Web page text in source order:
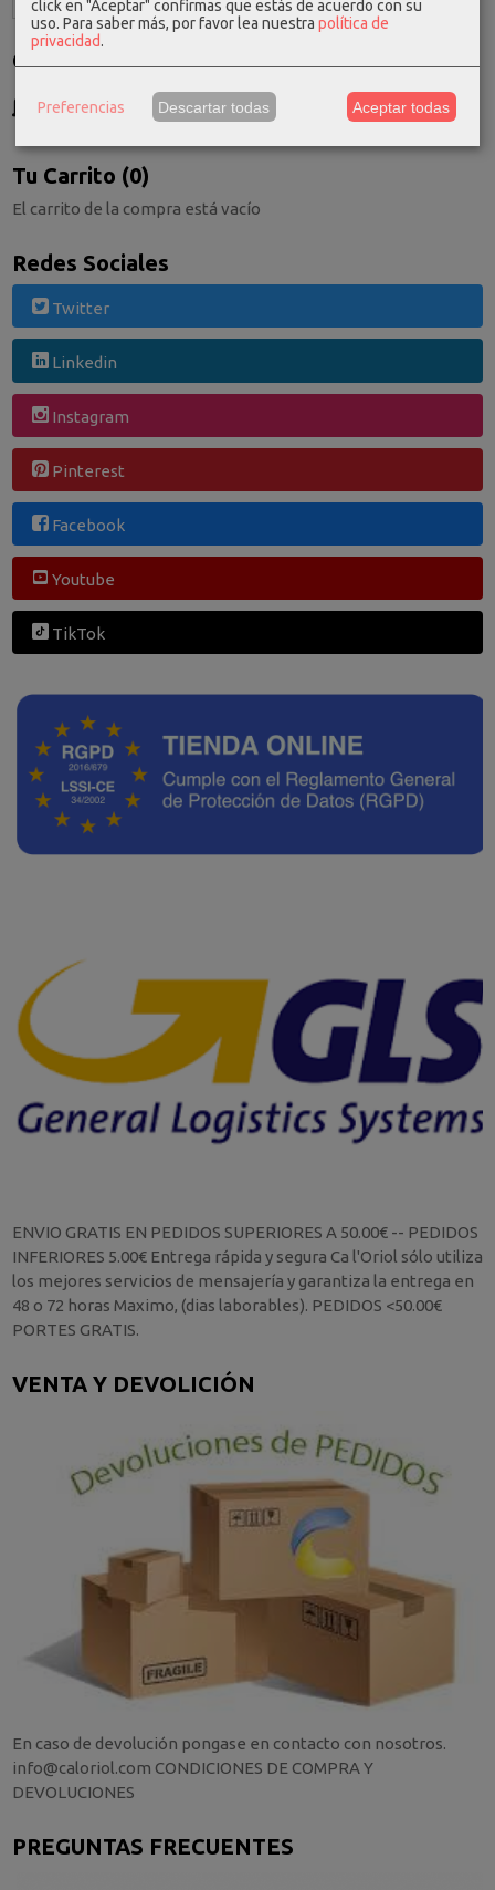
Costes de Envío
Consultar Destinos
Tu Carrito (0)
El carrito de la compra está vacío
Redes Sociales
Twitter
Linkedin
Instagram
Pinterest
Facebook
Youtube
TikTok
ENVIO GRATIS EN PEDIDOS SUPERIORES A 50.00€ -- PEDIDOS
INFERIORES 5.00€ Entrega rápida y segura Ca l'Oriol sólo utiliza
los mejores servicios de mensajería y garantiza la entrega en
48 o 72 horas Maximo, (dias laborables). PEDIDOS <50.00€
PORTES GRATIS.
VENTA Y DEVOLICIÓN
En caso de devolución pongase en contacto con nosotros.
info@caloriol.com CONDICIONES DE COMPRA Y
DEVOLUCIONES
PREGUNTAS FRECUENTES
click en "Aceptar" confirmas que estás de acuerdo con su
uso. Para saber más, por favor lea nuestra política de
privacidad.
Preferencias Descartar todas Aceptar todas